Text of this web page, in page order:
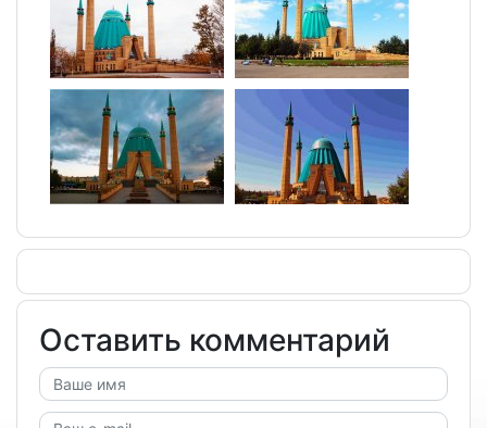
Оставить комментарий